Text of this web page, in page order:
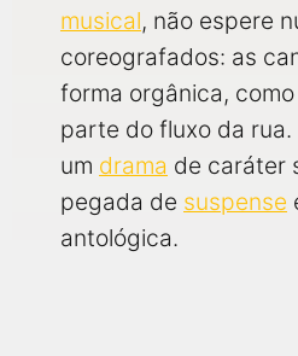
musical, não espere
coreografados: as
forma orgânica,
parte do fluxo da
um drama de caráter
pegada de suspense
antológica.